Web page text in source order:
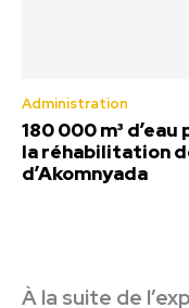
Administration
180 000 m³ d’eau
la réhabilitation
d’Akomnyada
À la suite de